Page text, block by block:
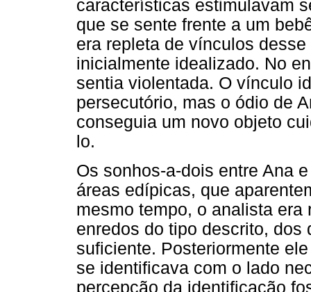
características estimulavam
que se sente frente a um
era repleta de vínculos
inicialmente idealizado. No
sentia violentada. O vínculo
persecutório, mas o ódio de
conseguia um novo objeto
lo.
Os sonhos-a-dois entre Ana
áreas edípicas, que
mesmo tempo, o analista
enredos do tipo descrito, dos
suficiente. Posteriormente
se identificava com o lado
percepção da identificação